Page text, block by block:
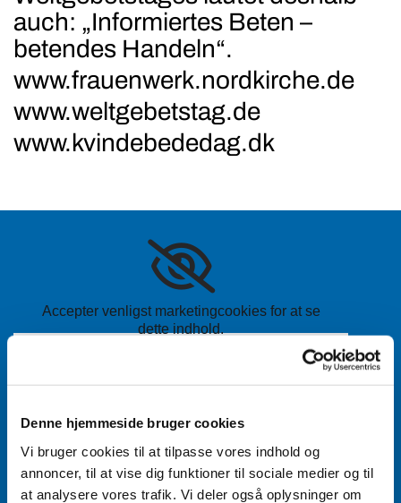
Denne hjemmeside bruger cookies
Vi bruger cookies til at tilpasse vores indhold og
annoncer, til at vise dig funktioner til sociale medier og til
at analysere vores trafik. Vi deler også oplysninger om
auch: „Informiertes Beten –
betendes Handeln“.
www.frauenwerk.nordkirche.de
www.weltgebetstag.de
www.kvindebededag.dk
Accepter venligst marketingcookies for at se
dette indhold.
Næstmark 19
6200 Aabenraa